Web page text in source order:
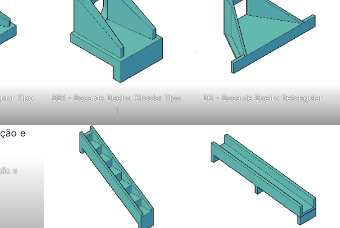
Tipo
BB1 - Boca de Bueiro Circular Tipo
1
BG - Boca de Bueiro Retangular
e